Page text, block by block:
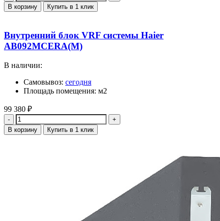
В корзину Купить в 1 клик
Внутренний блок VRF системы Haier
AB092MCERA(M)
В наличии:
Самовывоз: сегодня
Площадь помещения: м2
99 380 ₽
Количество
В корзину Купить в 1 клик